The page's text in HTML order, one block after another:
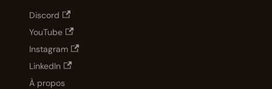
Discord
YouTube
Instagram
LinkedIn
À propos